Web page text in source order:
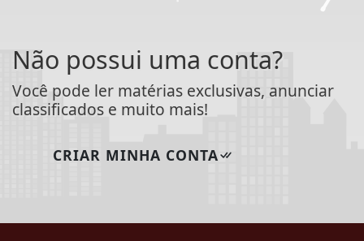
Não possui uma conta?
Você pode ler matérias exclusivas, anunciar
classificados e muito mais!
CRIAR MINHA CONTA